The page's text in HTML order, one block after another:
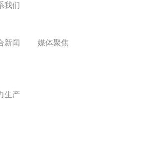
我们
新闻
媒体聚焦
生产